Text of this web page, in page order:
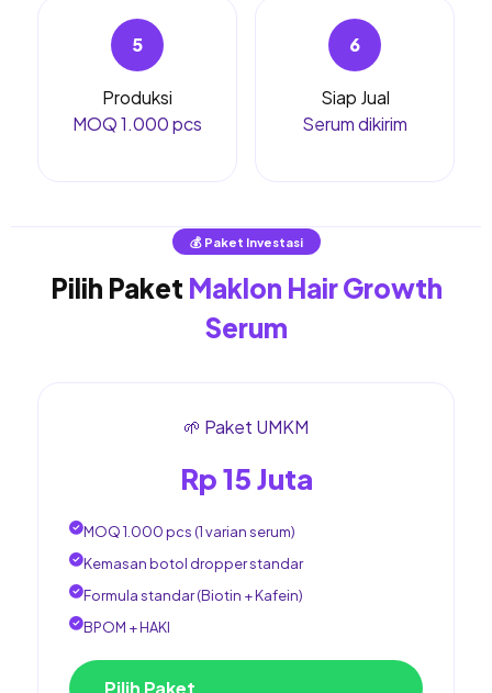
5
Produksi
MOQ 1.000 pcs
6
Siap Jual
Serum dikirim
💰 Paket Investasi
Pilih Paket Maklon Hair Growth
Serum
🌱 Paket UMKM
Rp 15 Juta
MOQ 1.000 pcs (1 varian serum)
Kemasan botol dropper standar
Formula standar (Biotin + Kafein)
BPOM + HAKI
Pilih Paket